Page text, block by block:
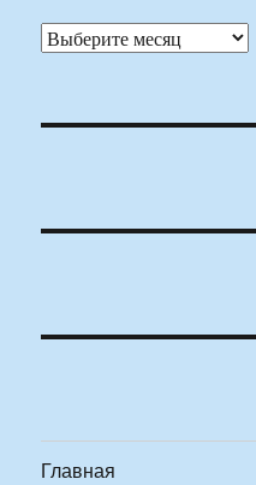
Архивы
Главная